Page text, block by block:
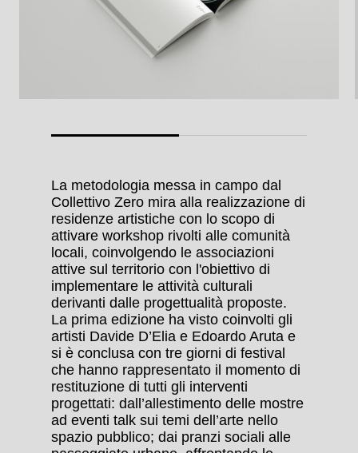
La metodologia messa in campo dal
Collettivo Zero mira alla realizzazione di
residenze artistiche con lo scopo di
attivare workshop rivolti alle comunità
locali, coinvolgendo le associazioni
attive sul territorio con l'obiettivo di
implementare le attività culturali
derivanti dalle progettualità proposte.
La prima edizione ha visto coinvolti gli
artisti Davide D’Elia e Edoardo Aruta e
si è conclusa con tre giorni di festival
che hanno rappresentato il momento di
restituzione di tutti gli interventi
progettati: dall’allestimento delle mostre
ad eventi talk sui temi dell’arte nello
spazio pubblico; dai pranzi sociali alle